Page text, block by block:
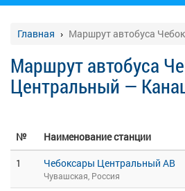
Главная Маршрут автобуса
Маршрут автобуса
Центральный —
№ Наименование станции
1
Чебоксары Центральный АВ
Чувашская, Россия